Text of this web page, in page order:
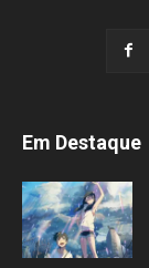
Em Destaque